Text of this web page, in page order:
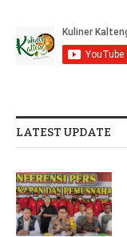
LATEST UPDATE